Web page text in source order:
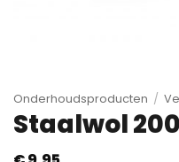
Onderhoudsproducten /
Staalwol